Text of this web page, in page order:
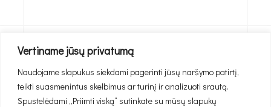
Vertiname jūsų privatumą
Naudojame slapukus siekdami pagerinti jūsų naršymo patirtį,
teikti suasmenintus skelbimus ar turinį ir analizuoti srautą.
Spustelėdami „Priimti viską“ sutinkate su mūsų slapukų
Previous Project
Back To Portfolio